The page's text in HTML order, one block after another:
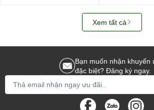
Xem tất cả
Bạn muốn nhận khuyến
đặc biệt? Đăng ký ngay.